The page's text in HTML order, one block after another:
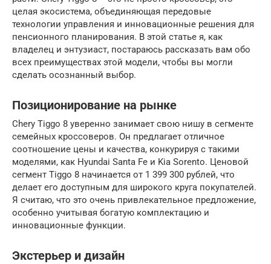
целая экосистема, объединяющая передовые
технологии управления и инновационные решения для
пенсионного планирования. В этой статье я, как
владелец и энтузиаст, постараюсь рассказать вам обо
всех преимуществах этой модели, чтобы вы могли
сделать осознанный выбор.
Позиционирование на рынке
Chery Tiggo 8 уверенно занимает свою нишу в сегменте
семейных кроссоверов. Он предлагает отличное
соотношение цены и качества, конкурируя с такими
моделями, как Hyundai Santa Fe и Kia Sorento. Ценовой
сегмент Tiggo 8 начинается от 1 399 300 рублей, что
делает его доступным для широкого круга покупателей.
Я считаю, что это очень привлекательное предложение,
особенно учитывая богатую комплектацию и
инновационные функции.
Экстерьер и дизайн